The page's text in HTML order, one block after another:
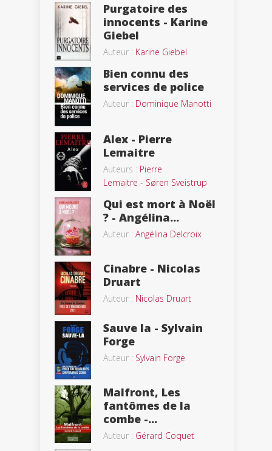
Purgatoire des
innocents - Karine
Giebel
Auteur : Karine Giebel
Bien connu des
services de police
Auteur : Dominique Manotti
Alex - Pierre
Lemaitre
Auteurs : Pierre
Lemaitre - Søren Sveistrup
Qui est mort à Noël
? - Angélina...
Auteur : Angélina Delcroix
Cinabre - Nicolas
Druart
Auteur : Nicolas Druart
Sauve la - Sylvain
Forge
Auteur : Sylvain Forge
Malfront, Les
fantômes de la
combe -...
Auteur : Gérard Coquet